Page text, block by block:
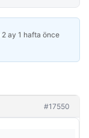
2 ay 1 hafta önce
#17550